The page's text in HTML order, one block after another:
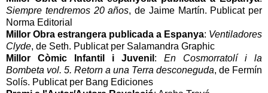
Siempre tendremos 20 años, de Jaime Martín. Publicat per
Norma Editorial
Millor Obra estrangera publicada a Espanya: Ventiladores
Clyde, de Seth. Publicat per Salamandra Graphic
Millor Còmic Infantil i Juvenil : En Cosmorratolí i la
Bombeta vol. 5. Retorn a una Terra desconeguda, de Fermín
Solís. Publicat per Bang Ediciones